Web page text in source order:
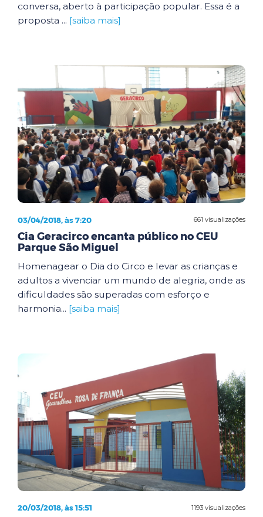
conversa, aberto à participação popular. Essa é a
proposta ... [saiba mais]
661 visualizações
03/04/2018, às 7:20
Cia Geracirco encanta público no CEU
Parque São Miguel
Homenagear o Dia do Circo e levar as crianças e
adultos a vivenciar um mundo de alegria, onde as
dificuldades são superadas com esforço e
harmonia... [saiba mais]
1193 visualizações
20/03/2018, às 15:51